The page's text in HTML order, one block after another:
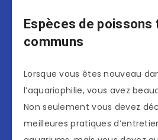
Espèces de poissons
communs
Lorsque vous êtes nouveau
l’aquariophilie, vous avez
Non seulement vous devez
meilleures pratiques